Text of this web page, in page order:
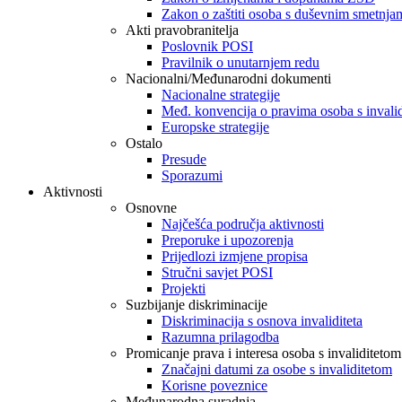
Zakon o zaštiti osoba s duševnim
Akti pravobranitelja
Poslovnik POSI
Pravilnik o unutarnjem redu
Nacionalni/Međunarodni dokumenti
Nacionalne strategije
Međ. konvencija o pravima osoba s
Europske strategije
Ostalo
Presude
Sporazumi
Aktivnosti
Osnovne
Najčešća područja aktivnosti
Preporuke i upozorenja
Prijedlozi izmjene propisa
Stručni savjet POSI
Projekti
Suzbijanje diskriminacije
Diskriminacija s osnova invaliditeta
Razumna prilagodba
Promicanje prava i interesa osoba s invaliditetom
Značajni datumi za osobe s invaliditetom
Korisne poveznice